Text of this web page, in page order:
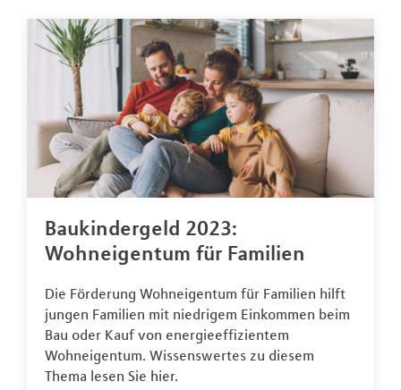
Baukindergeld 2023:
Wohneigentum für Familien
Die Förderung Wohneigentum für Familien hilft
jungen Familien mit niedrigem Einkommen beim
Bau oder Kauf von energieeffizientem
Wohneigentum. Wissenswertes zu diesem
Thema lesen Sie hier.